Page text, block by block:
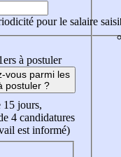
pour le salaire saisi
à postuler
vous parmi les
postuler ?
15 jours,
4 candidatures
est informé)